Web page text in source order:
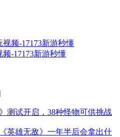
频-17173新游秒懂
测试开启，38种怪物可供挑战
英雄无敌》一年半后会拿出什